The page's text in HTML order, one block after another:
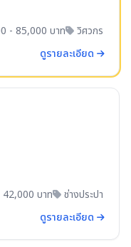
- 85,000 บาท วิศวกร
ดูรายละเอียด
บาท ช่างประปา
ดูรายละเอียด